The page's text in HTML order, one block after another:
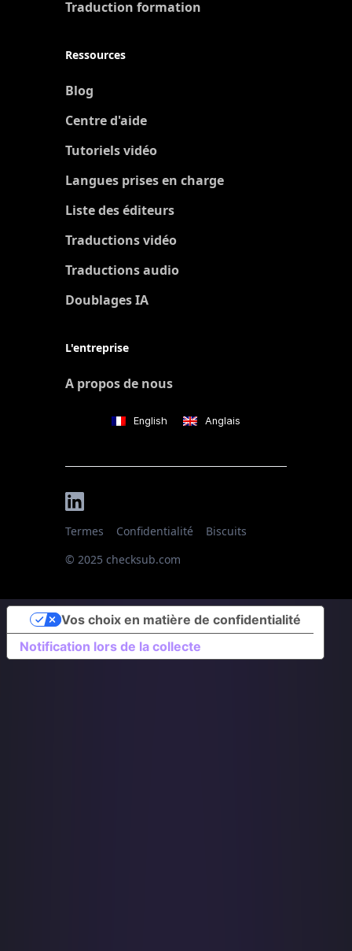
Traduction formation
Ressources
Blog
Centre d'aide
Tutoriels vidéo
Langues prises en charge
Liste des éditeurs
Traductions vidéo
Traductions audio
Doublages IA
L'entreprise
A propos de nous
English Anglais
© 2025 checksub.com
Termes Confidentialité Biscuits
Notification lors de la collecte
Vos choix en matière de confidentialité